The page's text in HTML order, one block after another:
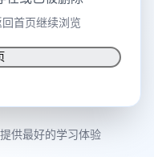
首页继续浏览
供最好的学习体验